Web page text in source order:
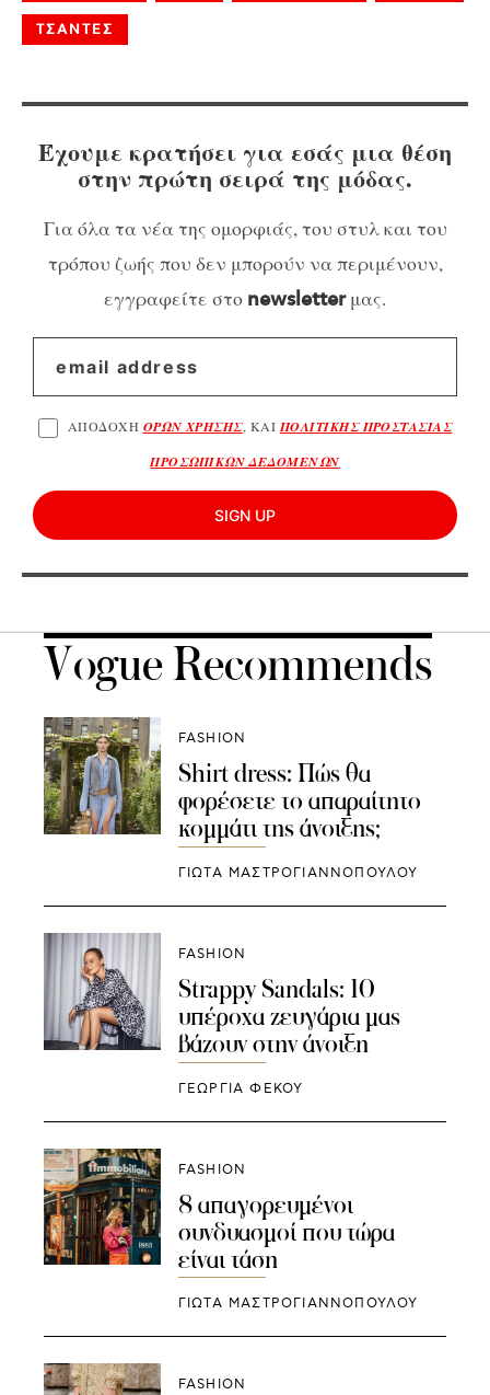
ΤΣΑΝΤΕΣ
Έχουμε κρατήσει για εσάς μια θέση
στην πρώτη σειρά της μόδας.
Για όλα τα νέα της ομορφιάς, του στυλ και του
τρόπου ζωής που δεν μπορούν να περιμένουν,
εγγραφείτε στο newsletterμας.
ΑΠΟΔΟΧΗ ΟΡΩΝ ΧΡΗΣΗΣ, ΚΑΙΠΟΛΙΤΙΚΗΣ ΠΡΟΣΤΑΣΙΑΣ
ΠΡΟΣΩΠΙΚΩΝ ΔΕΔΟΜΕΝΩΝ
SIGN UP
Vogue Recommends
FASHION
Shirt dress: Πώς θα
φορέσετε το απαραίτητο
κομμάτι της άνοιξης;
ΓΙΩΤΑ ΜΑΣΤΡΟΓΙΑΝΝΟΠΟΥΛΟΥ
FASHION
Strappy Sandals: 10
υπέροχα ζευγάρια μας
βάζουν στην άνοιξη
ΓΕΩΡΓΙΑ ΦΕΚΟΥ
FASHION
8 απαγορευμένοι
συνδυασμοί που τώρα
είναι τάση
ΓΙΩΤΑ ΜΑΣΤΡΟΓΙΑΝΝΟΠΟΥΛΟΥ
FASHION